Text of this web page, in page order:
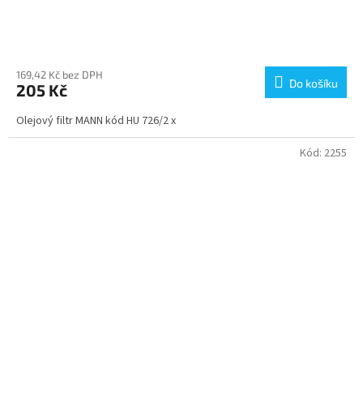
169,42 Kč bez DPH
205 Kč Do košíku
Olejový filtr MANN kód HU 726/2 x
Kód: 2255